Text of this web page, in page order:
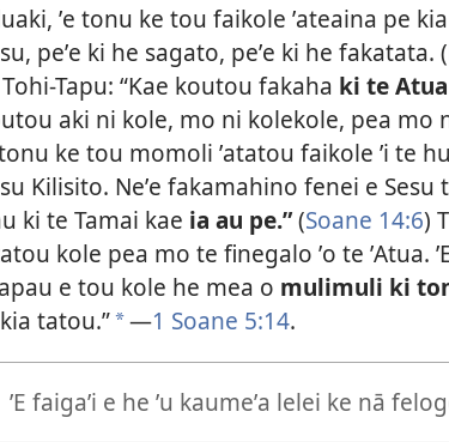
ʼe tonu ke tou faikole ʼateaina pe
peʼe ki he sagato, peʼe ki he fakatata. (
Tapu: “Kae koutou fakaha ki te Atua
aki ni kole, mo ni kolekole, pea mo
tonu ke tou momoli ʼatatou faikole ʼi te
Kilisito. Neʼe fakamahino fenei e
ki te Tamai kae ia au pe.”(Soane 14:6)
kole pea mo te finegalo ʼo te ʼAtua.
e tou kole he mea o mulimuli ki
tatou.”*—1 Soane 5:14.
ʼE faigaʼi e he ʼu kaumeʼa lelei ke nā